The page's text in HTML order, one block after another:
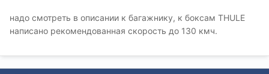
надо смотреть в описании к багажнику, к боксам THULE
написано рекомендованная скорость до 130 кмч.